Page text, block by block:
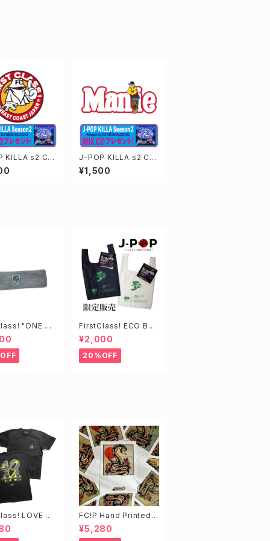
KILLA s2 CD
ーホルダー
J-POP KILLA s2 CD
付き ステッカー
¥1,500
"ONE W
HEADBAND
FirstClass! ECO BA
G
¥2,000
20%OFF
LOVE 44
FC!P Hand Printed
Calendar Poster 20
25
¥5,280